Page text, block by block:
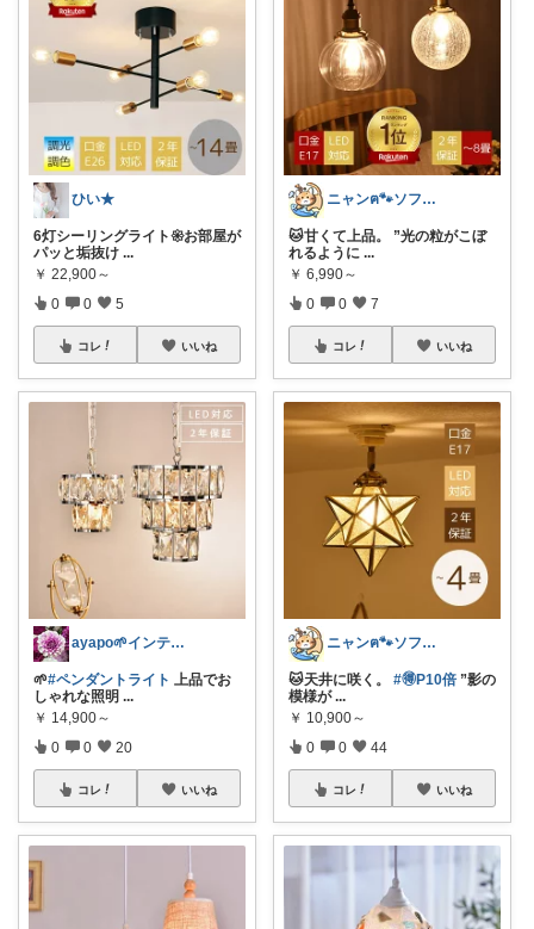
ひい★
6灯シーリングライト𑁍お部屋が
パッと垢抜け ...
￥ 22,900～
0 0 5
コレ いいね
ayapo🌱インテリア&雑貨
🌱#ペンダントライト
上品でお
しゃれな照明 ...
￥ 14,900～
0 0 20
コレ いいね
ニャンฅ🐾ソファでくつろぐ猫🐱💕
🐱甘くて上品。 ”光の粒がこぼ
れるように ...
￥ 6,990～
0 0 7
コレ いいね
ニャンฅ🐾ソファでくつろぐ猫🐱💕
🐱天井に咲く。 #🉐P10倍 ”影の
模様が ...
￥ 10,900～
0 0 44
コレ いいね